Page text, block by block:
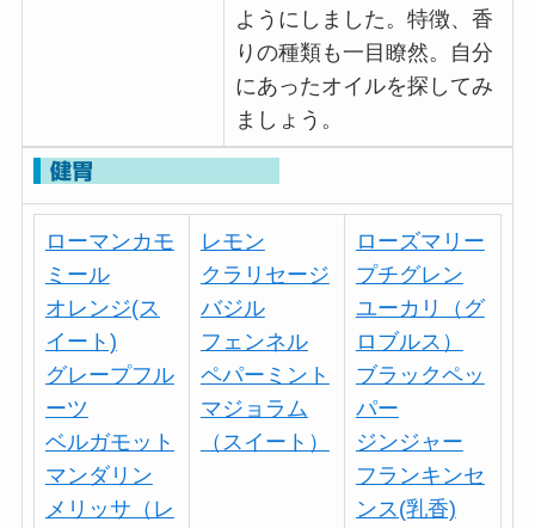
ようにしました。特徴、香
りの種類も一目瞭然。自分
にあったオイルを探してみ
ましょう。
ローマンカモ
ミール
オレンジ(ス
イート)
グレープフル
ーツ
ベルガモット
マンダリン
メリッサ（レ
レモン
クラリセージ
バジル
フェンネル
ペパーミント
マジョラム
（スイート）
ローズマリー
プチグレン
ユーカリ（グ
ロブルス）
ブラックペッ
パー
ジンジャー
フランキンセ
ンス(乳香)